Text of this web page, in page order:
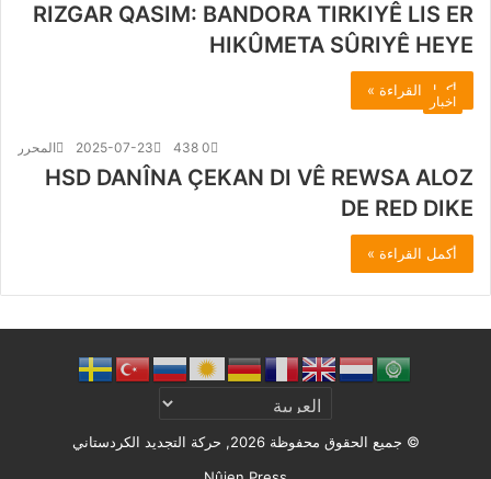
RIZGAR QASIM: BANDORA TIRKIYÊ LIS ER
HIKÛMETA SÛRIYÊ HEYE
أكمل القراءة »
اخبار
المحرر 2025-07-23 0
HSD DANÎNA ÇEKAN DI VÊ REWSA ALOZ
DE RED DIKE
أكمل القراءة »
© جميع الحقوق محفوظة 2026, حركة التجديد الكردستاني